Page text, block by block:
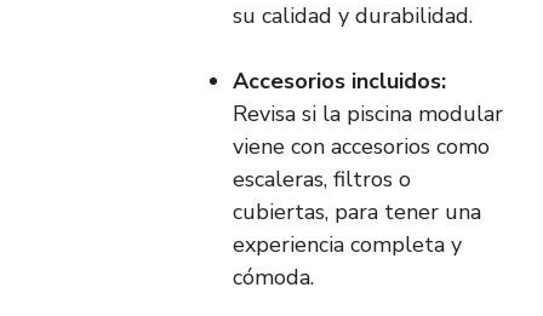
su calidad y durabilidad.
Accesorios incluidos:
Revisa si la piscina modular
viene con accesorios como
escaleras, filtros o
cubiertas, para tener una
experiencia completa y
cómoda.